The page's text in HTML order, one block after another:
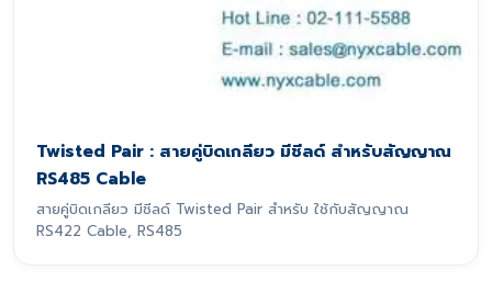
Twisted Pair : สายคู่บิดเกลียว มีชีลด์ สำหรับสัญญาณ
RS485 Cable
สายคู่บิดเกลียว มีชีลด์ Twisted Pair สำหรับ ใช้กับสัญญาณ
RS422 Cable, RS485